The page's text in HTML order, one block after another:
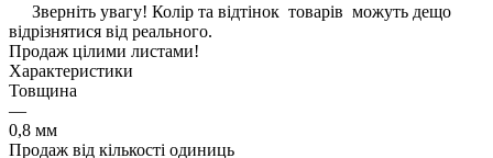
Зверніть увагу! Колір та відтінок товарів можуть дещо
відрізнятися від реального.
Продаж цілими листами!
Характеристики
Товщина
—
0,8 мм
Продаж від кількості одиниць